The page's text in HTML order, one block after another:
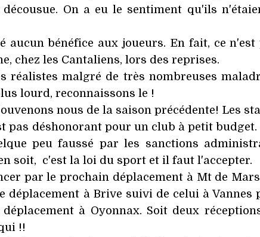
On a eu le sentiment qu'ils
aucun bénéfice aux joueurs. En fait, ce n'est
chez les Cantaliens, lors des reprises.
réalistes malgré de très nombreuses
lourd, reconnaissons le !
nous de la saison précédente! Les
pas déshonorant pour un club à petit
peu faussé par les sanctions
soit, c'est la loi du sport et il faut l'accepter.
par le prochain déplacement à Mt de
à Brive suivi de celui à Vannes
à Oyonnax. Soit deux
!!